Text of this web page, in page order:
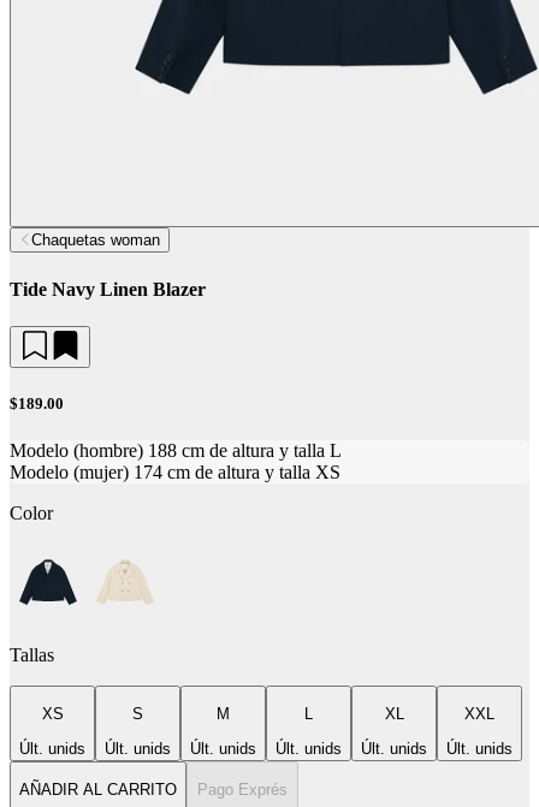
Chaquetas woman
Tide Navy Linen Blazer
$189.00
Modelo (hombre) 188 cm de altura y talla L
Modelo (mujer) 174 cm de altura y talla XS
Color
Tallas
XS
Últ. unids
S
Últ. unids
M
Últ. unids
L
Últ. unids
XL
Últ. unids
XXL
Últ. unids
AÑADIR AL CARRITO Pago Exprés